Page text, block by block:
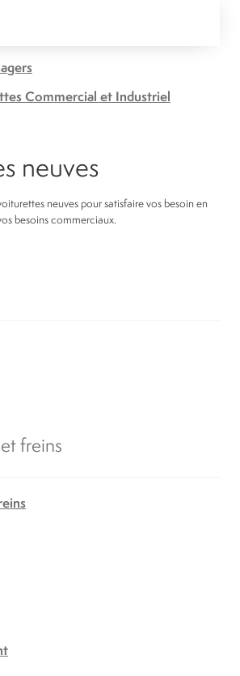
Commercial et Industriel
neuves
neuves pour satisfaire vos besoin en
besoins commerciaux.
freins